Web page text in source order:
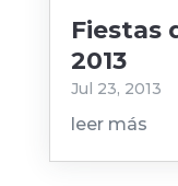
Fiestas
2013
Jul 23, 2013
leer más